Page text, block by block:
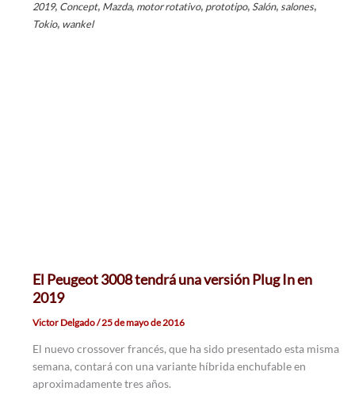
2019, Concept, Mazda, motor rotativo, prototipo, Salón, salones,
Tokio, wankel
El Peugeot 3008 tendrá una versión Plug In en
2019
Victor Delgado/25 de mayo de 2016
El nuevo crossover francés, que ha sido presentado esta misma
semana, contará con una variante híbrida enchufable en
aproximadamente tres años.